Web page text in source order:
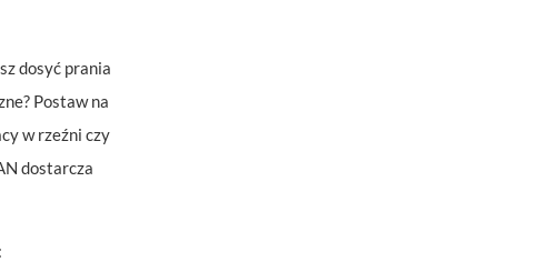
dosyć prania
Postaw na
w rzeźni czy
dostarcza